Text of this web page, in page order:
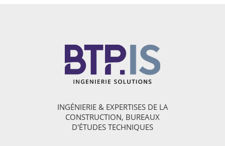
INGÉNIERIE & EXPERTISES DE LA
CONSTRUCTION, BUREAUX
D'ÉTUDES TECHNIQUES